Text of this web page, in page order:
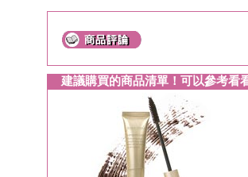
建議購買的商品清單！可以參考看